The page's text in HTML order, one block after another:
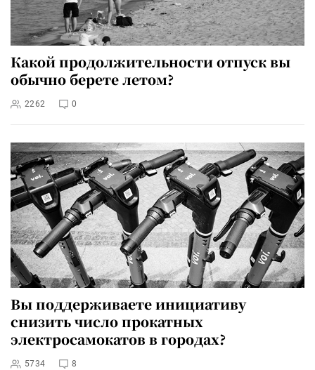
Какой продолжительности отпуск вы
обычно берете летом?
2262 0
Вы поддерживаете инициативу
снизить число прокатных
электросамокатов в городах?
5734 8